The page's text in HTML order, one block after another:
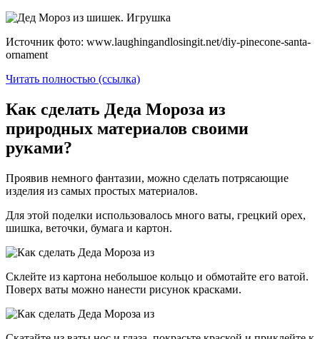
Источник фото: www.laughingandlosingit.net/diy-pinecone-santa-
ornament
Читать полностью (ссылка)
Как сделать Деда Мороза из
природных материалов своими
руками?
Проявив немного фантазии, можно сделать потрясающие
изделия из самых простых материалов.
Для этой поделки использовалось много ваты, грецкий орех,
шишка, веточки, бумага и картон.
Склейте из картона небольшое кольцо и обмотайте его ватой.
Поверх ваты можно нанести рисунок красками.